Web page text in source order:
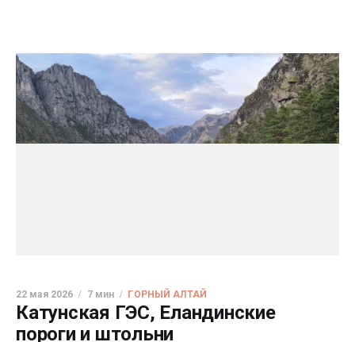
Катунская ГЭС, Еландинские
пороги и штольни
22 мая 2026 7 мин ГОРНЫЙ АЛТАЙ